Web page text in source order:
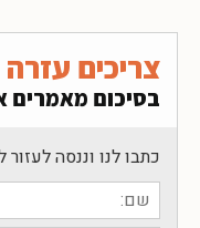
צריכים עזרה
בסיכום מאמרים
כתבו לנו וננסה לעזור